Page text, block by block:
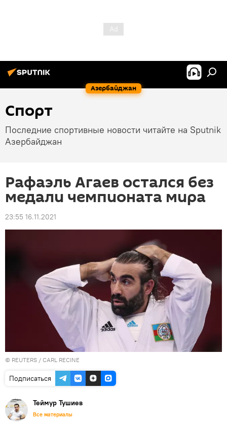
Азербайджан
Спорт
Последние спортивные новости читайте на Sputnik
Азербайджан
Рафаэль Агаев остался без
медали чемпионата мира
23:55 16.11.2021
© REUTERS / CARL RECINE
Подписаться
Теймур Тушиев
Все материалы